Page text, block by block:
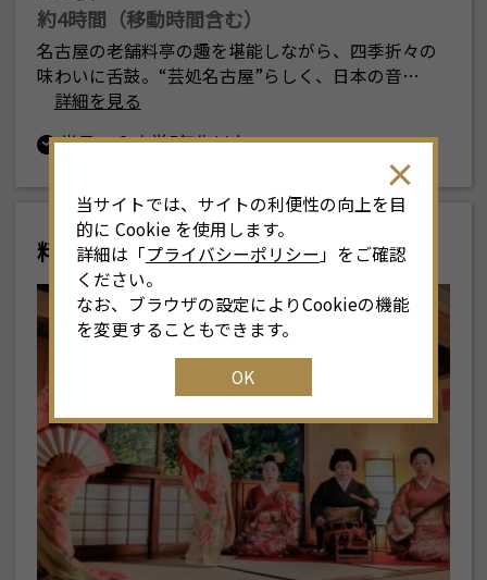
約4時間（移動時間含む）
名古屋の老舗料亭の趣を堪能しながら、四季折々の
味わいに舌鼓。“芸処名古屋”らしく、日本の音…
詳細を見る
半日 小学5年生以上
料亭と芸者
当サイトでは、サイトの利便性の向上を目
的に Cookie を使用します。
詳細は「プライバシーポリシー 」をご確認
ください。
なお、ブラウザの設定によりCookieの機能
を変更することもできます。
OK